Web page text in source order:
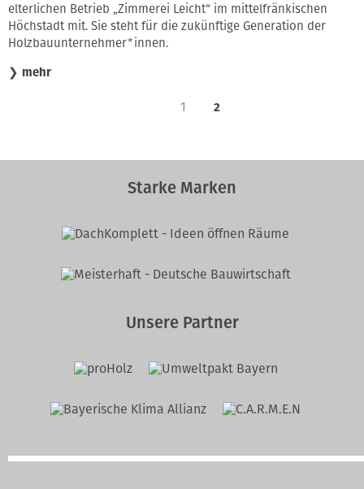
elterlichen Betrieb „Zimmerei Leicht“ im mittelfränkischen
Höchstadt mit. Sie steht für die zukünftige Generation der
Holzbauunternehmer*innen.
❯ mehr
1 2
Starke Marken
Unsere Partner